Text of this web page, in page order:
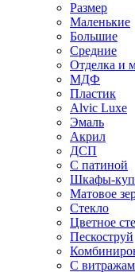
Размер
Маленькие
Большие
Средние
Отделка и
МДФ
Пластик
Alvic Luxe
Эмаль
Акрил
ДСП
С патиной
Шкафы-
Матовое
Стекло
Цветное
Пескоструй
С